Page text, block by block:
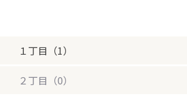
１丁目（1）
２丁目（0）